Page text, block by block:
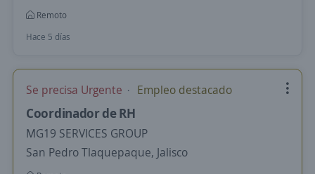
Remoto
Hace 5 días
Se precisa Urgente Empleo destacado
Coordinador de RH
MG19 SERVICES GROUP
San Pedro Tlaquepaque, Jalisco